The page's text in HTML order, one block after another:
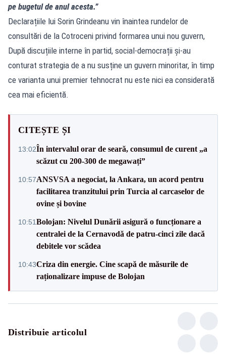
pe bugetul de anul acesta.”
Declarațiile lui Sorin Grindeanu vin înaintea rundelor de
consultări de la Cotroceni privind formarea unui nou guvern,
După discuțiile interne în partid, social-democrații și-au
conturat strategia de a nu susține un guvern minoritar, în timp
ce varianta unui premier tehnocrat nu este nici ea considerată
cea mai eficientă.
CITEȘTE ȘI
13:02În intervalul orar de seară, consumul de curent „a
scăzut cu 200-300 de megawați”
10:57ANSVSA a negociat, la Ankara, un acord pentru
facilitarea tranzitului prin Turcia al carcaselor de
ovine și bovine
10:51Bolojan: Nivelul Dunării asigură o funcționare a
centralei de la Cernavodă de patru-cinci zile dacă
debitele vor scădea
10:43Criza din energie. Cine scapă de măsurile de
raționalizare impuse de Bolojan
Distribuie articolul